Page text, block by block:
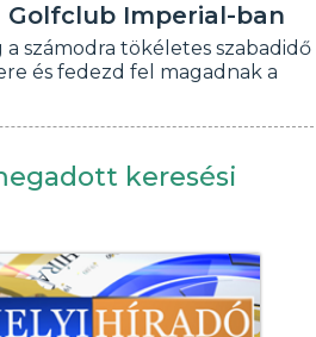
Imperial-ban
számodra tökéletes szabadidő
és fedezd fel magadnak a
keresési